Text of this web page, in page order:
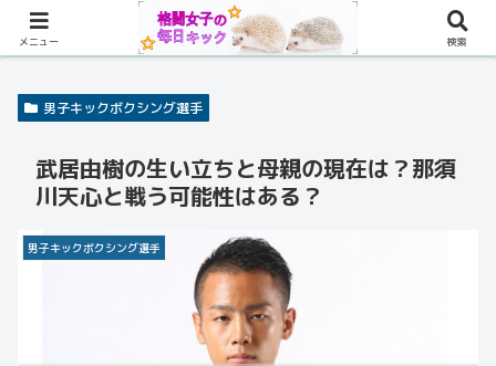
男子キックボクシング選手
武居由樹の生い立ちと母親の現在は？那須
川天心と戦う可能性はある？
男子キックボクシング選手
メニュー 検索